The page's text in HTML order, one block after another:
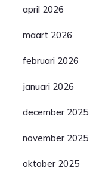
april 2026
maart 2026
februari 2026
januari 2026
december 2025
november 2025
oktober 2025